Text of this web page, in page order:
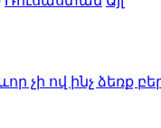
ով ինչ ձեռք